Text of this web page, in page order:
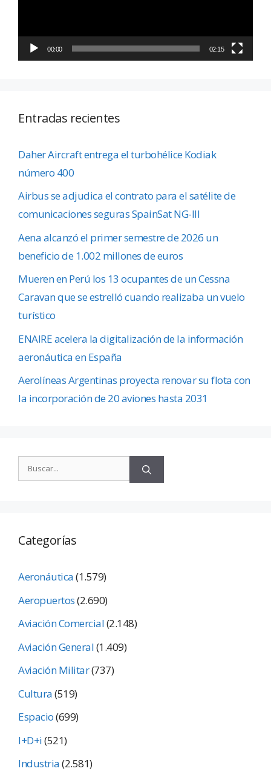
00:00 02:15
Entradas recientes
Daher Aircraft entrega el turbohélice Kodiak
número 400
Airbus se adjudica el contrato para el satélite de
comunicaciones seguras SpainSat NG-III
Aena alcanzó el primer semestre de 2026 un
beneficio de 1.002 millones de euros
Mueren en Perú los 13 ocupantes de un Cessna
Caravan que se estrelló cuando realizaba un vuelo
turístico
ENAIRE acelera la digitalización de la información
aeronáutica en España
Aerolíneas Argentinas proyecta renovar su flota con
la incorporación de 20 aviones hasta 2031
Categorías
Aeronáutica(1.579)
Aeropuertos(2.690)
Aviación Comercial(2.148)
Aviación General(1.409)
Aviación Militar(737)
Cultura(519)
Espacio(699)
I+D+i(521)
Industria(2.581)